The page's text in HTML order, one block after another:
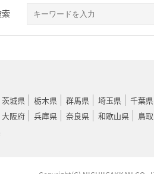
茨城県 栃木県 群馬県 埼玉県 千葉県
大阪府
兵庫県 奈良県 和歌山県 鳥